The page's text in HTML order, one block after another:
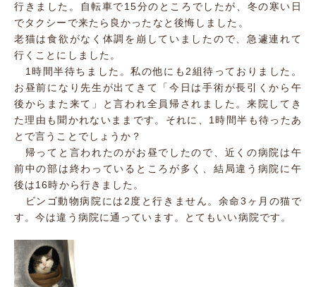
行きました。自転車で15分のところでしたが、冬の寒い日
でタクシーで来たら良かったなと後悔しました。
老猫は食欲がなく体調を崩していましたので、急遽連れて
行くことにしました。
1時間半待ちました。私の他にも2組待っておりました。
お昼前になり先生が出てきて「今日は手術が長引くから午
後からまた来て」と言われ全員帰されました。来院してき
た理由も聞かれないままです。それに、1時間半も待ったあ
とで言うことでしょうか？
帰ってと言われたのがお昼でしたので、近くの病院は午
前中の部は終わっているところが多く、結局違う病院に午
後は16時から行きました。
ビンゴ動物病院には2度と行きません。余命3ヶ月の猫で
す。今は違う病院に通っています。とてもいい病院です。